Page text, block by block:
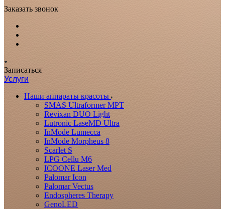
Заказать звонок
Записаться
Услуги
Наши аппараты красоты
SMAS Ultraformer MPT
Revixan DUO Light
Lutronic LaseMD Ultra
InMode Lumecca
InMode Morpheus 8
Scarlet S
LPG Cellu M6
ICOONE Laser Med
Palomar Icon
Palomar Vectus
Endospheres Therapy
GenoLED